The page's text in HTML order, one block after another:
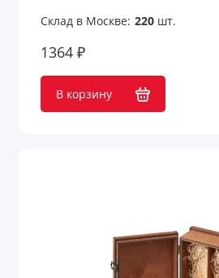
Склад в Москве: 220шт.
1364 ₽
В корзину